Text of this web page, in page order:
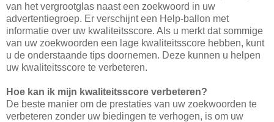
van het vergrootglas naast een zoekwoord in uw
advertentiegroep. Er verschijnt een Help-ballon met
informatie over uw kwaliteitsscore. Als u merkt dat sommige
van uw zoekwoorden een lage kwaliteitsscore hebben, kunt
u de onderstaande tips doornemen. Deze kunnen u helpen
uw kwaliteitsscore te verbeteren.
Hoe kan ik mijn kwaliteitsscore verbeteren?
De beste manier om de prestaties van uw zoekwoorden te
verbeteren zonder uw biedingen te verhogen, is om uw